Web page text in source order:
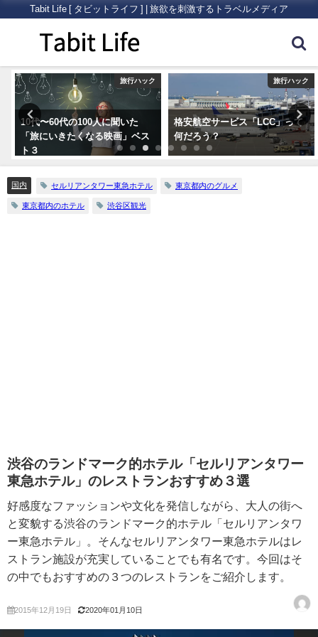
Tabit Life [ タビットライフ ] | 旅欲を刺激するトラベルメディア
旅行ハック
10代〜60代の100人に聞いた
「旅にいきたくなる映画」ベス
ト３
旅行ハック
格安航空サービス「LCC」って
何だろう？
国内 セルリアンタワー東急ホテル 東京都内のグルメ
東京都内のホテル 渋谷区観光
渋谷のランドマーク的ホテル「セルリアンタワー
東急ホテル」のレストランおすすめ３選
好感度なファッションや文化を発信しながら、大人の街へ
と変貌する渋谷のランドマーク的ホテル「セルリアンタワ
ー東急ホテル」。そんなセルリアンタワー東急ホテルはレ
ストラン施設が充実していることでも有名です。今回はそ
の中でもおすすめの３つのレストランをご紹介します。
2015年12月19日 2020年01月10日